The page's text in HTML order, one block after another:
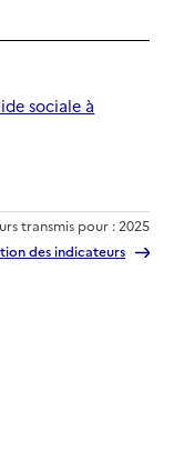
sociale à
transmis pour : 2025
des indicateurs